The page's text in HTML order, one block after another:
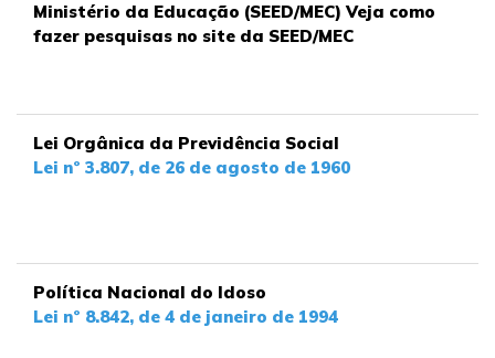
Ministério da Educação (SEED/MEC) Veja como
fazer pesquisas no site da SEED/MEC
Lei Orgânica da Previdência Social
Lei nº 3.807, de 26 de agosto de 1960
Política Nacional do Idoso
Lei nº 8.842, de 4 de janeiro de 1994